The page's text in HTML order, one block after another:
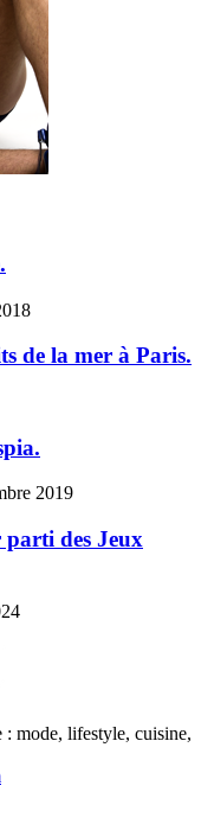
de la mer à Paris.
2019
des Jeux
mode, lifestyle, cuisine,